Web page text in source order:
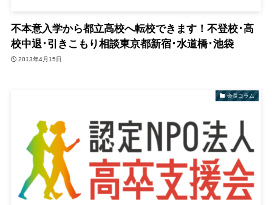
不本意入学から都立高校へ転校できます！不登校･高
校中退･引きこもり相談東京都新宿･水道橋･池袋
2013年4月15日
会長コラム